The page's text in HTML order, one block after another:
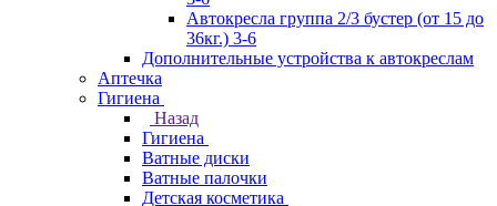
Автокресла группа 2/3 бустер (от 15 до
36кг.) 3-6
Дополнительные устройства к автокреслам
Аптечка
Гигиена
Назад
Гигиена
Ватные диски
Ватные палочки
Детская косметика